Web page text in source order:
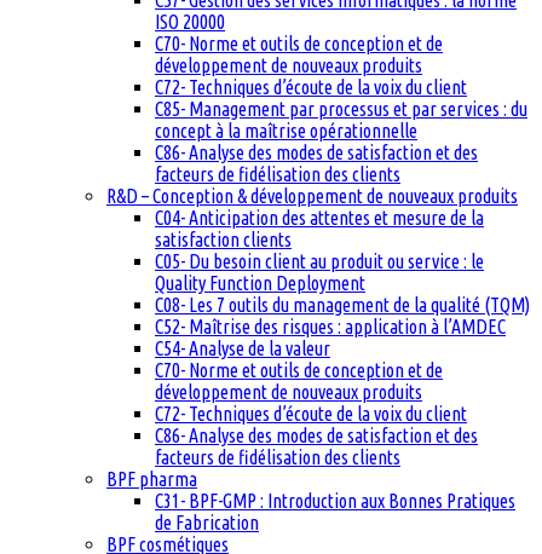
ISO 20000
C70- Norme et outils de conception et de
développement de nouveaux produits
C72- Techniques d’écoute de la voix du client
C85- Management par processus et par services : du
concept à la maîtrise opérationnelle
C86- Analyse des modes de satisfaction et des
facteurs de fidélisation des clients
R&D – Conception & développement de nouveaux produits
C04- Anticipation des attentes et mesure de la
satisfaction clients
C05- Du besoin client au produit ou service : le
Quality Function Deployment
C08- Les 7 outils du management de la qualité (TQM)
C52- Maîtrise des risques : application à l’AMDEC
C54- Analyse de la valeur
C70- Norme et outils de conception et de
développement de nouveaux produits
C72- Techniques d’écoute de la voix du client
C86- Analyse des modes de satisfaction et des
facteurs de fidélisation des clients
BPF pharma
C31- BPF-GMP : Introduction aux Bonnes Pratiques
de Fabrication
BPF cosmétiques